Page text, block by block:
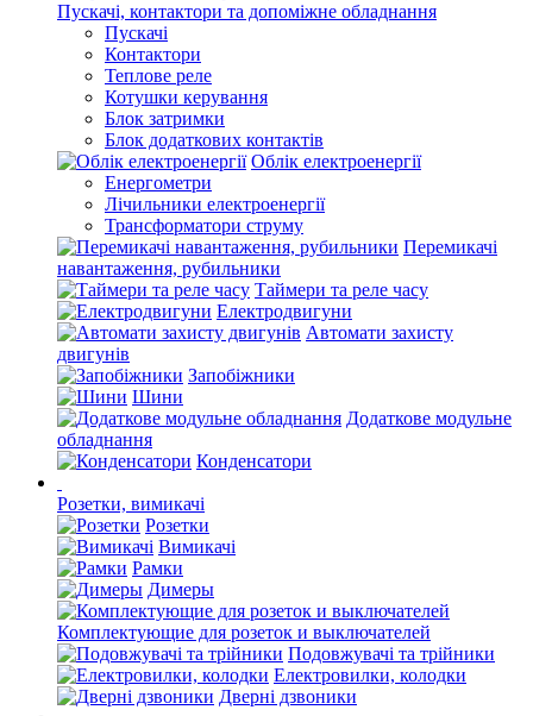
Пускачі, контактори та допоміжне обладнання
Пускачі
Контактори
Теплове реле
Котушки керування
Блок затримки
Блок додаткових контактів
Облік електроенергії
Енергометри
Лічильники електроенергії
Трансформатори струму
Перемикачі
навантаження, рубильники
Таймери та реле часу
Електродвигуни
Автомати захисту
двигунів
Запобіжники
Шини
Додаткове модульне
обладнання
Конденсатори
Розетки, вимикачі
Розетки
Вимикачі
Рамки
Димеры
Комплектующие для розеток и выключателей
Подовжувачі та трійники
Електровилки, колодки
Дверні дзвоники